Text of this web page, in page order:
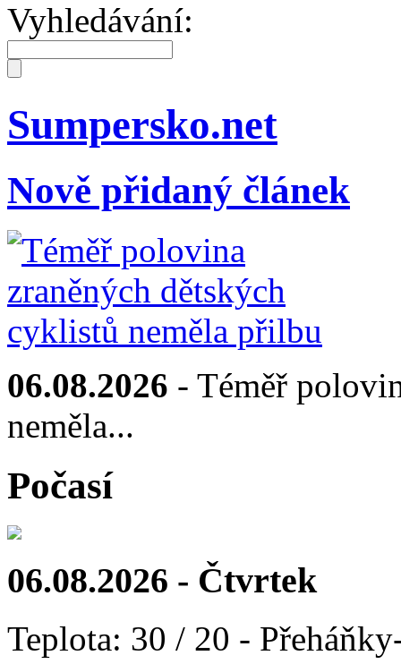
Vyhledávání:
Sumpersko.net
Nově přidaný článek
06.08.2026 - Téměř
neměla...
Počasí
06.08.2026 - Čtvrtek
Teplota: 30 / 20 -